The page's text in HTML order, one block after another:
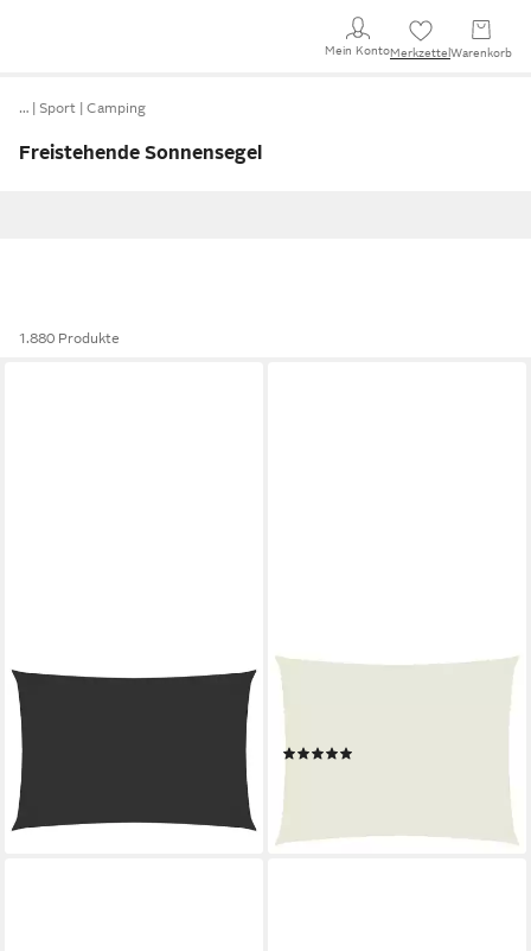
Mein KontoMerkzettel Warenkorb
… Sport Camping
Freistehende Sonnensegel
1.880 Produkte
Sonnensegel 6 x 8 m
Sonnensegel Oxford-Gewebe
Rechteckig 6x8 m Anthrazit
Beschattu
ab 125,99 €
(2,62 €/ 1 qm)
lieferbar - in 4-5 Werktagen bei dir
lieferbar - in 4-5 Werktagen bei dir